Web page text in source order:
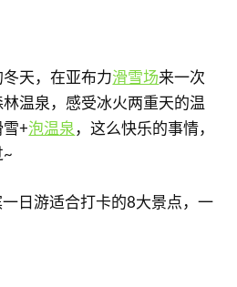
天，在亚布力滑雪场来一次
温泉，感受冰火两重天的温
+泡温泉，这么快乐的事情，